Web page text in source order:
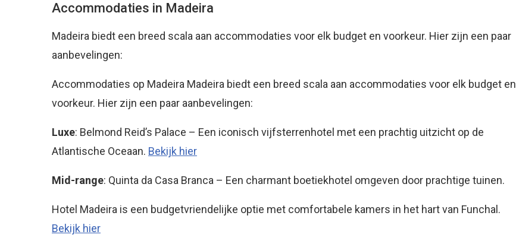
Accommodaties in Madeira
Madeira biedt een breed scala aan accommodaties voor elk budget en voorkeur. Hier zijn een paar
aanbevelingen:
Accommodaties op Madeira Madeira biedt een breed scala aan accommodaties voor elk budget en
voorkeur. Hier zijn een paar aanbevelingen:
Luxe: Belmond Reid’s Palace – Een iconisch vijfsterrenhotel met een prachtig uitzicht op de
Atlantische Oceaan. Bekijk hier
Mid-range: Quinta da Casa Branca – Een charmant boetiekhotel omgeven door prachtige tuinen.
Hotel Madeira is een budgetvriendelijke optie met comfortabele kamers in het hart van Funchal.
Bekijk hier